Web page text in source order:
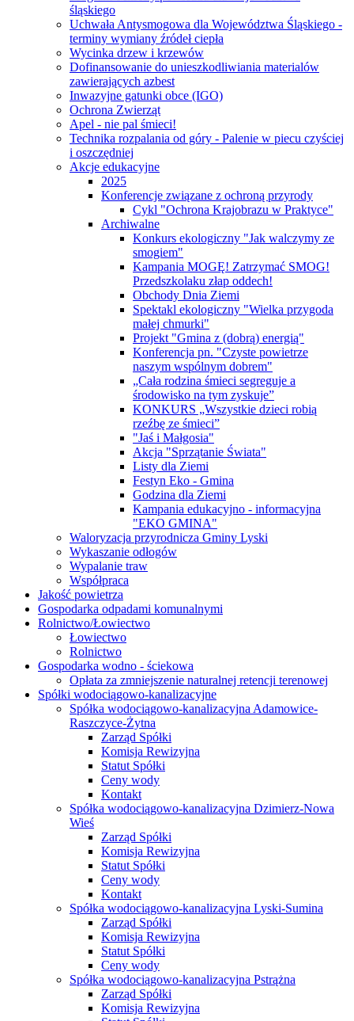
śląskiego
Uchwała Antysmogowa dla Województwa Śląskiego -
terminy wymiany źródeł ciepła
Wycinka drzew i krzewów
Dofinansowanie do unieszkodliwiania materialów
zawierających azbest
Inwazyjne gatunki obce (IGO)
Ochrona Zwierząt
Apel - nie pal śmieci!
Technika rozpalania od góry - Palenie w piecu czyściej
i oszczędniej
Akcje edukacyjne
2025
Konferencje związane z ochroną przyrody
Cykl "Ochrona Krajobrazu w Praktyce"
Archiwalne
Konkurs ekologiczny "Jak walczymy ze
smogiem"
Kampania MOGĘ! Zatrzymać SMOG!
Przedszkolaku złap oddech!
Obchody Dnia Ziemi
Spektakl ekologiczny "Wielka przygoda
małej chmurki"
Projekt "Gmina z (dobrą) energią"
Konferencja pn. "Czyste powietrze
naszym wspólnym dobrem"
„Cała rodzina śmieci segreguje a
środowisko na tym zyskuje”
KONKURS „Wszystkie dzieci robią
rzeźbę ze śmieci”
"Jaś i Małgosia"
Akcja "Sprzątanie Świata"
Listy dla Ziemi
Festyn Eko - Gmina
Godzina dla Ziemi
Kampania edukacyjno - informacyjna
"EKO GMINA"
Waloryzacja przyrodnicza Gminy Lyski
Wykaszanie odłogów
Wypalanie traw
Współpraca
Jakość powietrza
Gospodarka odpadami komunalnymi
Rolnictwo/Łowiectwo
Łowiectwo
Rolnictwo
Gospodarka wodno - ściekowa
Opłata za zmniejszenie naturalnej retencji terenowej
Spółki wodociągowo-kanalizacyjne
Spółka wodociągowo-kanalizacyjna Adamowice-
Raszczyce-Żytna
Zarząd Spółki
Komisja Rewizyjna
Statut Spółki
Ceny wody
Kontakt
Spółka wodociągowo-kanalizacyjna Dzimierz-Nowa
Wieś
Zarząd Spółki
Komisja Rewizyjna
Statut Spółki
Ceny wody
Kontakt
Spółka wodociągowo-kanalizacyjna Lyski-Sumina
Zarząd Spółki
Komisja Rewizyjna
Statut Spółki
Ceny wody
Spółka wodociągowo-kanalizacyjna Pstrążna
Zarząd Spółki
Komisja Rewizyjna